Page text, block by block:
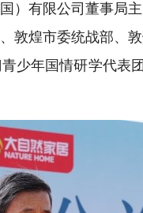
）有限公司董事局
敦煌市委统战部、
少年国情研学代表